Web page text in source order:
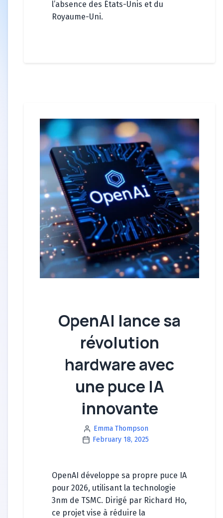
l’absence des États-Unis et du
Royaume-Uni.
OpenAI lance sa
révolution
hardware avec
une puce IA
innovante
Emma Thompson
February 18, 2025
OpenAI développe sa propre puce IA
pour 2026, utilisant la technologie
3nm de TSMC. Dirigé par Richard Ho,
ce projet vise à réduire la